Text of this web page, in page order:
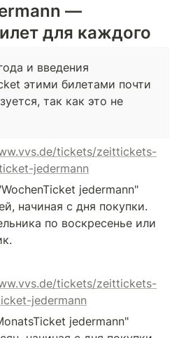
—
для каждого
и введения
этими билетами почти
так как это не
tickets/zeittickets-
jedermann
jedermann"
начиная с дня покупки.
по воскресенье или
tickets/zeittickets-
jedermann
jedermann"